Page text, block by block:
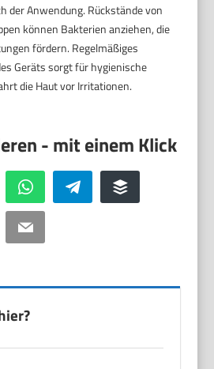
der Anwendung. Rückstände von
können Bakterien anziehen, die
fördern. Regelmäßiges
Geräts sorgt für hygienische
die Haut vor Irritationen.
WhatsApp Telegram Buffer
Email